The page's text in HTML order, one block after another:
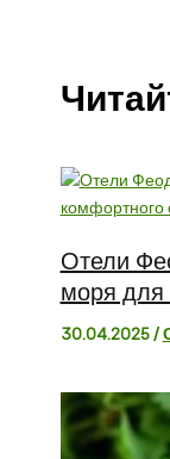
Отели
моря для
30.04.2025/